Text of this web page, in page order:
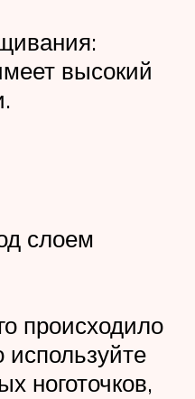
высокий
слоем
происходило
ноготочков,